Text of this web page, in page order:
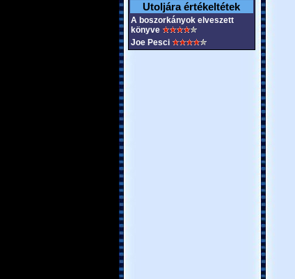
Utoljára értékeltétek
A boszorkányok elveszett
könyve
Joe Pesci